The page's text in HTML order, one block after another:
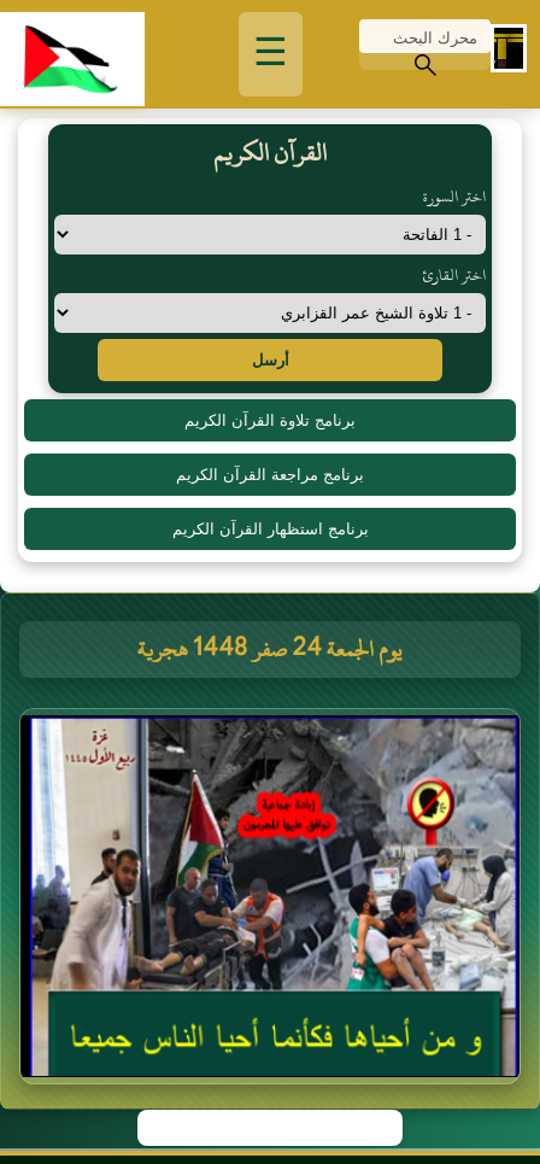
☰
القرآن الكريم
اختر السورة
اختر القارئ
أرسل
برنامج تلاوة القرآن الكريم
برنامج مراجعة القرآن الكريم
برنامج استظهار القرآن الكريم
يوم الجمعة 24 صفر 1448 هجرية